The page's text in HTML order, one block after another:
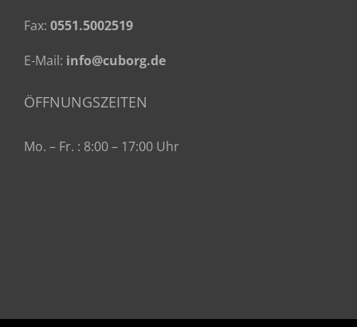
Fax: 0551.5002519
E-Mail: info@cuborg.de
ÖFFNUNGSZEITEN
Mo. – Fr. : 8:00 – 17:00 Uhr